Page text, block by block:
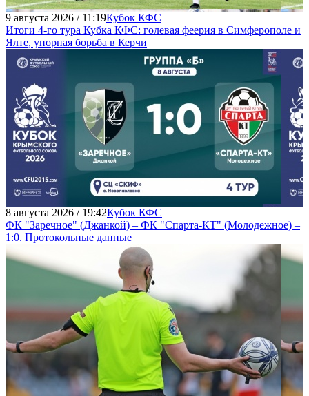
9 августа 2026 / 11:19Кубок КФС
Итоги 4-го тура Кубка КФС: голевая феерия в Симферополе и
Ялте, упорная борьба в Керчи
8 августа 2026 / 19:42Кубок КФС
ФК "Заречное" (Джанкой) – ФК "Спарта-КТ" (Молодежное) –
1:0. Протокольные данные